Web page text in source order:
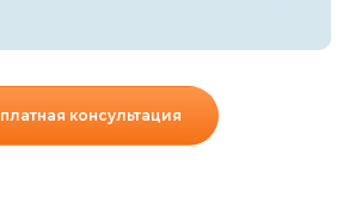
консультация